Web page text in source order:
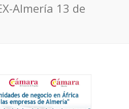
Almería 13 de